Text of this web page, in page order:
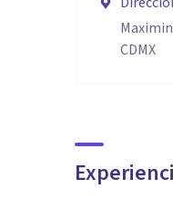
CDMX